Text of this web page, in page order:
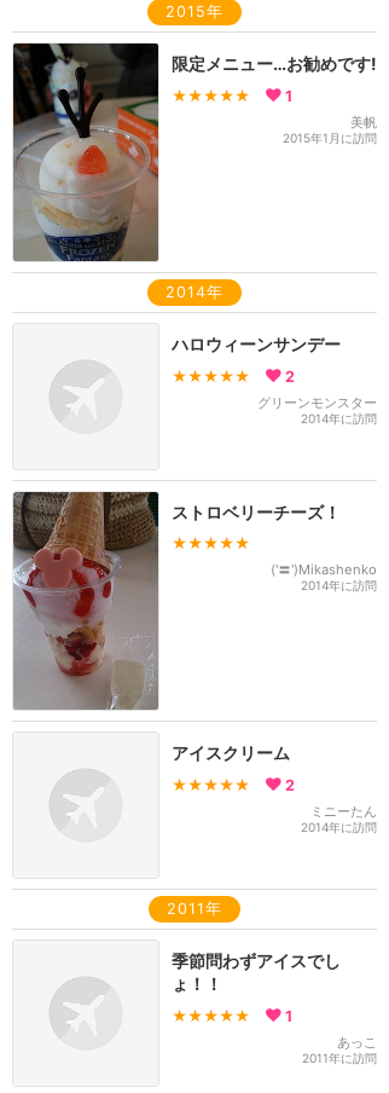
2015年
限定メニュー…お勧めです!
★★★★★ 1
美帆
2015年1月に訪問
2014年
ハロウィーンサンデー
★★★★★ 2
グリーンモンスター
2014年に訪問
ストロベリーチーズ！
★★★★★
('〓')Mikashenko
2014年に訪問
アイスクリーム
★★★★★ 2
ミニーたん
2014年に訪問
2011年
季節問わずアイスでし
ょ！！
★★★★★ 1
あっこ
2011年に訪問